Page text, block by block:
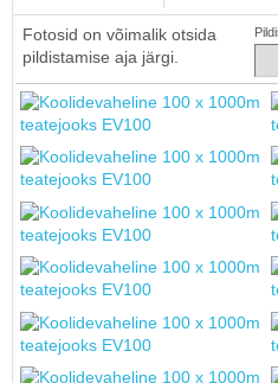
Fotosid on võimalik otsida
pildistamise aja järgi.